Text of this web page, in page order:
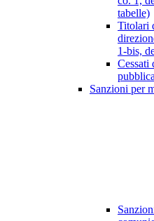
tabelle)
Titolari
1-bis,
Cessati
Sanzioni per